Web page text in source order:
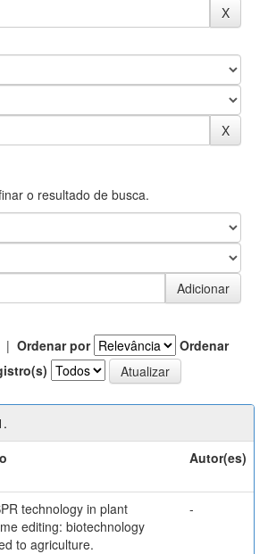
o resultado de busca.
| Ordenar por
Ordenar
Autor(es)
technology in plant
editing: biotechnology
to agriculture.
-